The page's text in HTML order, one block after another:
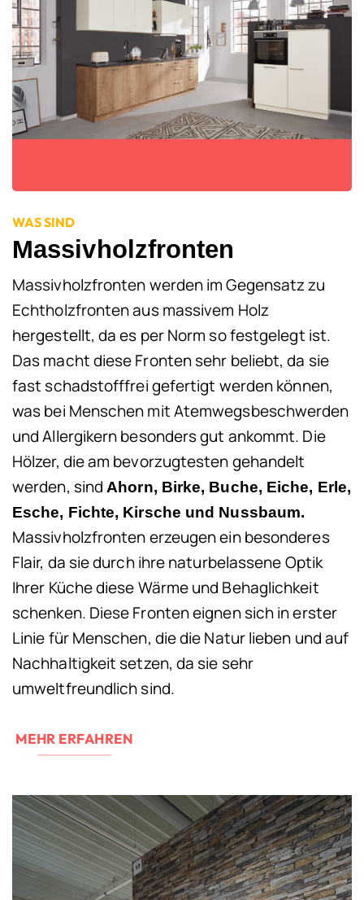
WAS SIND
Massivholzfronten
Massivholzfronten werden im Gegensatz zu
Echtholzfronten aus massivem Holz
hergestellt, da es per Norm so festgelegt ist.
Das macht diese Fronten sehr beliebt, da sie
fast schadstofffrei gefertigt werden können,
was bei Menschen mit Atemwegsbeschwerden
und Allergikern besonders gut ankommt. Die
Hölzer, die am bevorzugtesten gehandelt
werden, sindAhorn, Birke, Buche, Eiche, Erle,
Esche, Fichte, Kirsche und Nussbaum.
Massivholzfronten erzeugen ein besonderes
Flair, da sie durch ihre naturbelassene Optik
Ihrer Küche diese Wärme und Behaglichkeit
schenken. Diese Fronten eignen sich in erster
Linie für Menschen, die die Natur lieben und auf
Nachhaltigkeit setzen, da sie sehr
umweltfreundlich sind.
MEHR ERFAHREN